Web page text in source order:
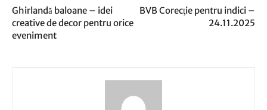
Ghirlandă baloane – idei
creative de decor pentru orice
eveniment
BVB Corecţie pentru indici –
24.11.2025